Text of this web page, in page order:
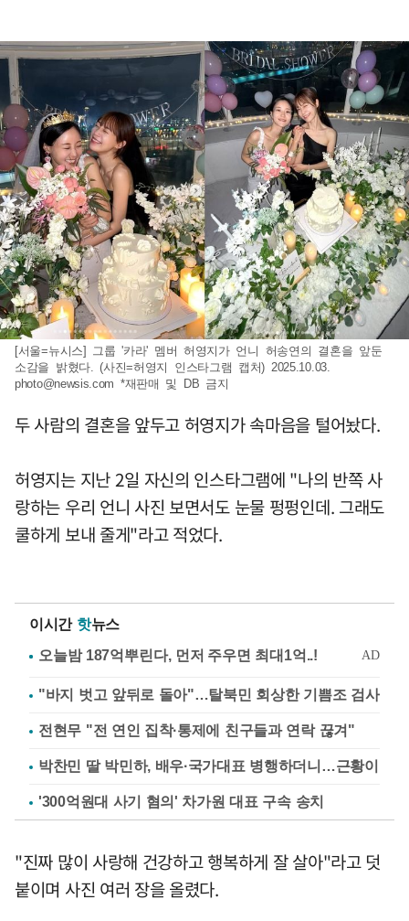
[서울=뉴시스] 그룹 '카라' 멤버 허영지가 언니 허송연의 결혼을 앞둔
소감을 밝혔다. (사진=허영지 인스타그램 캡처) 2025.10.03.
photo@newsis.com *재판매 및 DB 금지
두 사람의 결혼을 앞두고 허영지가 속마음을 털어놨다.
허영지는 지난 2일 자신의 인스타그램에 "나의 반쪽 사
랑하는 우리 언니 사진 보면서도 눈물 펑펑인데. 그래도
쿨하게 보내 줄게"라고 적었다.
이시간 핫뉴스
"바지 벗고 앞뒤로 돌아"…탈북민 회상한 기쁨조 검사
전현무 "전 연인 집착·통제에 친구들과 연락 끊겨"
박찬민 딸 박민하, 배우·국가대표 병행하더니…근황이
'300억원대 사기 혐의' 차가원 대표 구속 송치
"진짜 많이 사랑해 건강하고 행복하게 잘 살아"라고 덧
붙이며 사진 여러 장을 올렸다.